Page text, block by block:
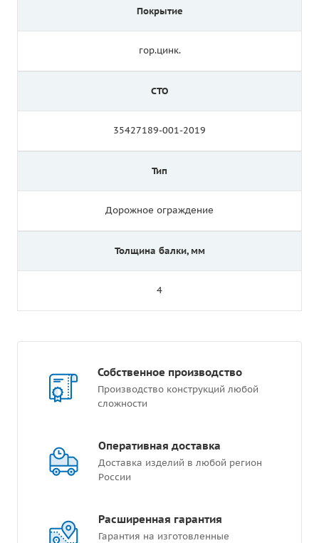
Покрытие
гор.цинк.
СТО
35427189-001-2019
Тип
Дорожное ограждение
Толщина балки, мм
4
Собственное производство
Производство конструкций любой
сложности
Оперативная доставка
Доставка изделий в любой регион
России
Расширенная гарантия
Гарантия на изготовленные